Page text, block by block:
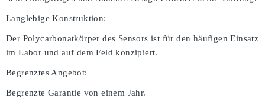
Langlebige Konstruktion:
Der Polycarbonatkörper des Sensors ist für den häufigen Einsatz
im Labor und auf dem Feld konzipiert.
Begrenztes Angebot:
Begrenzte Garantie von einem Jahr.